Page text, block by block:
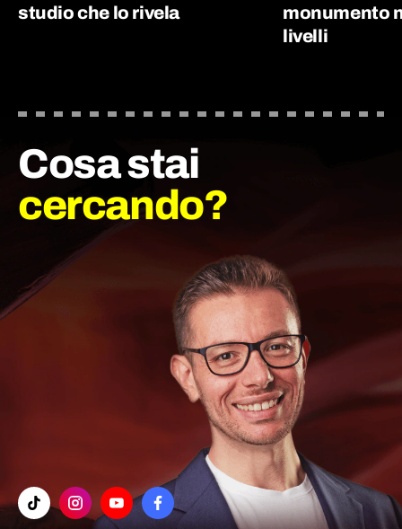
studio che lo rivela
monumento
livelli
Cosa stai
cercando?